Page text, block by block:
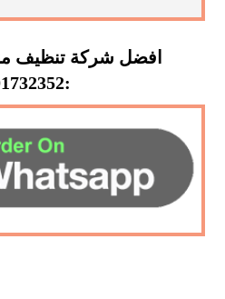
افضل شركة تنظيف
:0501732352